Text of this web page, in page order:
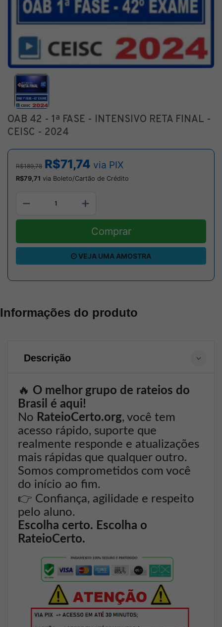
OAB 42 - 1ª FASE - INTENSIVO RETA FINAL -
CEISC - 2024
R$189,78 R$71,74 via PIX
R$79,71 via Boleto/Cartão de Crédito
Comprar
VEJA UMA AMOSTRA
Informações do produto
Descrição
🔥 O melhor grupo de rateios do
Brasil é aqui!
No RateioCerto.org, você tem
acesso rápido, suporte que
realmente responde e atualizações
mais rápidas que qualquer outro.
Somos comprometidos com você
do início ao fim.
👉 Confiança, agilidade e respeito
pelo aluno.
Escolha certo. Escolha o
RateioCerto.